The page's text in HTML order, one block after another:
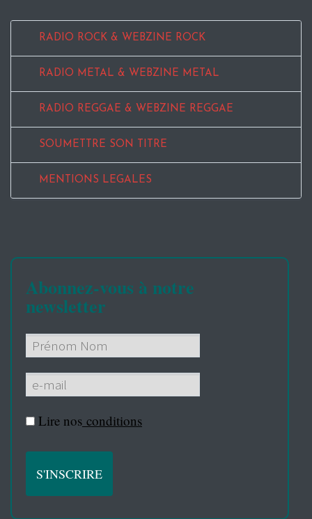
RADIO ROCK & WEBZINE ROCK
RADIO METAL & WEBZINE METAL
RADIO REGGAE & WEBZINE REGGAE
SOUMETTRE SON TITRE
MENTIONS LEGALES
Abonnez-vous à notre
newsletter
Lire nos conditions